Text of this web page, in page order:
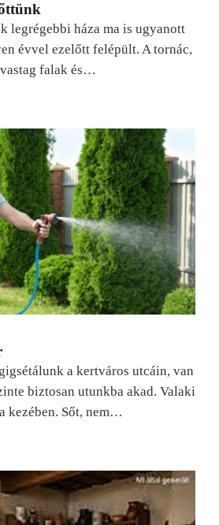
legrégebbi háza ma is ugyanott
évvel ezelőtt felépült. A tornác,
falak és…
a kertváros utcáin, van
biztosan utunkba akad. Valaki
kezében. Sőt, nem…